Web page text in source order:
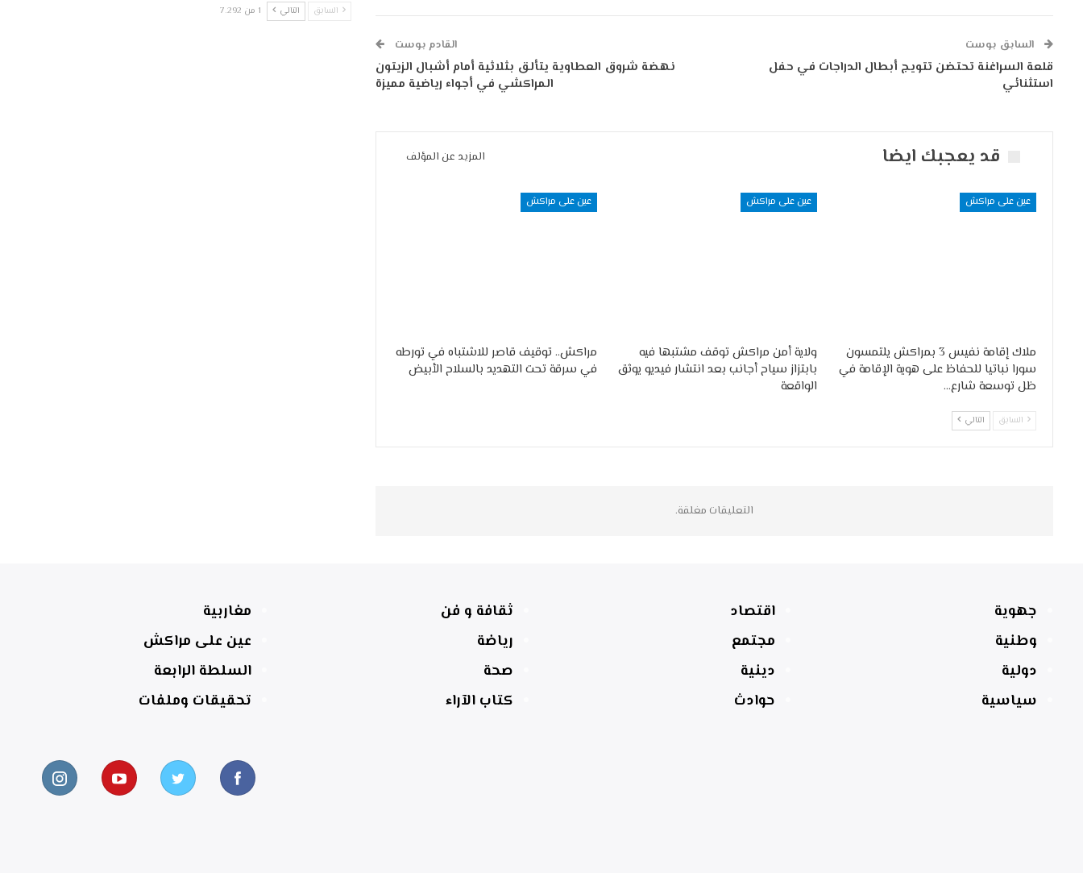
السابق بوست
قلعة السراغنة تحتضن تتويج أبطال الدراجات في حفل
استثنائي
القادم بوست
نهضة شروق العطاوية يتألق بثلاثية أمام أشبال الزيتون
المراكشي في أجواء رياضية مميزة
قد يعجبك ايضا المزيد عن المؤلف
عين على مراكش
ملاك إقامة نفيس 3 بمراكش يلتمسون
سورا نباتيا للحفاظ على هوية الإقامة في
ظل توسعة شارع…
عين على مراكش
ولاية أمن مراكش توقف مشتبها فيه
بابتزاز سياح أجانب بعد انتشار فيديو يوثق
الواقعة
عين على مراكش
مراكش.. توقيف قاصر للاشتباه في تورطه
في سرقة تحت التهديد بالسلاح الأبيض
السابق التالي
التعليقات مغلقة.
السابق التالي 1 من 7٬292
جهوية
وطنية
دولية
سياسية
اقتصاد
مجتمع
دينية
حوادث
ثقافة و فن
رياضة
صحة
كتاب الآراء
مغاربية
عين على مراكش
السلطة الرابعة
تحقيقات وملفات